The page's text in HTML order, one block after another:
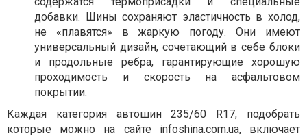
добавки. Шины сохраняют эластичность в холод,
не «плавятся» в жаркую погоду. Они имеют
универсальный дизайн, сочетающий в себе блоки
и продольные ребра, гарантирующие хорошую
проходимость и скорость на асфальтовом
покрытии.
Каждая категория автошин 235/60 R17, подобрать
которые можно на сайте infoshina.com.ua, включает